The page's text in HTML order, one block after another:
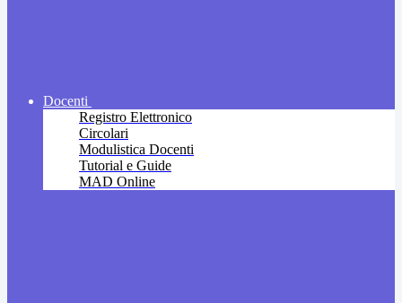
Docenti
Registro Elettronico
Circolari
Modulistica Docenti
Tutorial e Guide
MAD Online